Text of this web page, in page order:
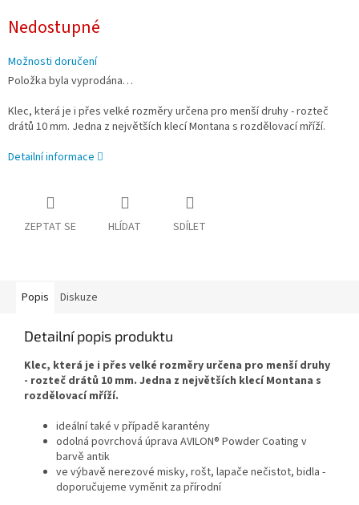
cena:
Nedostupné
Možnosti doručení
Položka byla vyprodána…
Klec, která je i přes velké rozměry určena pro menší druhy - rozteč
drátů 10 mm. Jedna z největších klecí Montana s rozdělovací mříží.
Detailní informace
ZEPTAT SE HLÍDAT SDÍLET
Popis Diskuze
Detailní popis produktu
Klec, která je i přes velké rozměry určena pro menší druhy
- rozteč drátů 10 mm. Jedna z největších klecí Montana s
rozdělovací mříží.
ideální také v případě karantény
odolná povrchová úprava AVILON® Powder Coating v
barvě antik
ve výbavě nerezové misky, rošt, lapače nečistot, bidla -
doporučujeme vyměnit za přírodní